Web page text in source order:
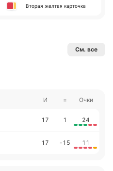
Вторая желтая карточка
См. все
И = Очки
17 1 24
17 -15 11